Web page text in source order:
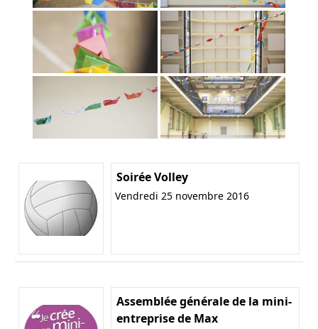
Soirée Volley
Vendredi 25 novembre 2016
Assemblée générale de la mini-
entreprise de Max